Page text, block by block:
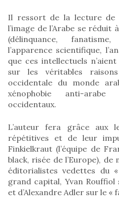
Il ressort de la lecture de
l’image de l’Arabe se réduit
(délinquance,
l’apparence scientifique,
que ces intellectuels
sur les véritables
occidentale du monde
xénophobie anti-
occidentaux.
L’auteur fera grâce aux
répétitives et de leur
Finkielkraut (l’équipe de
black, risée de l’Europe), de
éditorialistes vedettes du
grand capital, Yvan Rouffiol
et d’Alexandre Adler sur le «